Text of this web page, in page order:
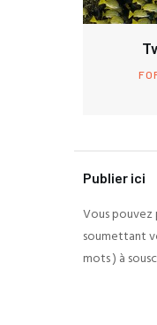
Publier ici
Vous pouvez
soumettant
mots ) à